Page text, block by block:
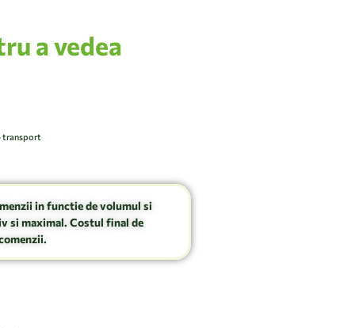
a vedea
transport
in functie de volumul si
si maximal. Costul final de